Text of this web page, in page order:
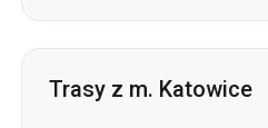
Trasy z m. Katowice